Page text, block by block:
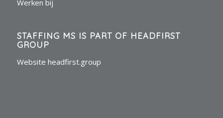
Werken bij
STAFFING MS IS PART OF HEADFIRST
GROUP
Website headfirst.group